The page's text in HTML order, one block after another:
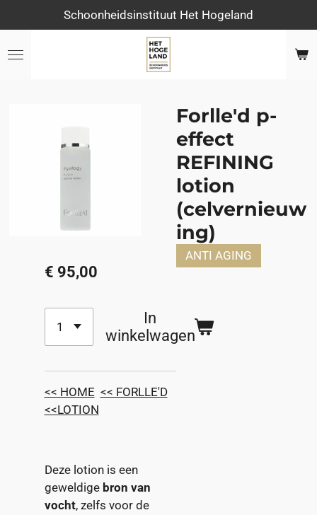
direct
naar
Schoonheidsinstituut Het Hogeland
Forlle'd p-
effect
REFINING
lotion
(celvernieuw
ing)
ANTI AGING
€ 95,00
In
winkelwagen
<< HOME << FORLLE'D
<<LOTION
Deze lotion is een
geweldige bron van
vocht, zelfs voor de